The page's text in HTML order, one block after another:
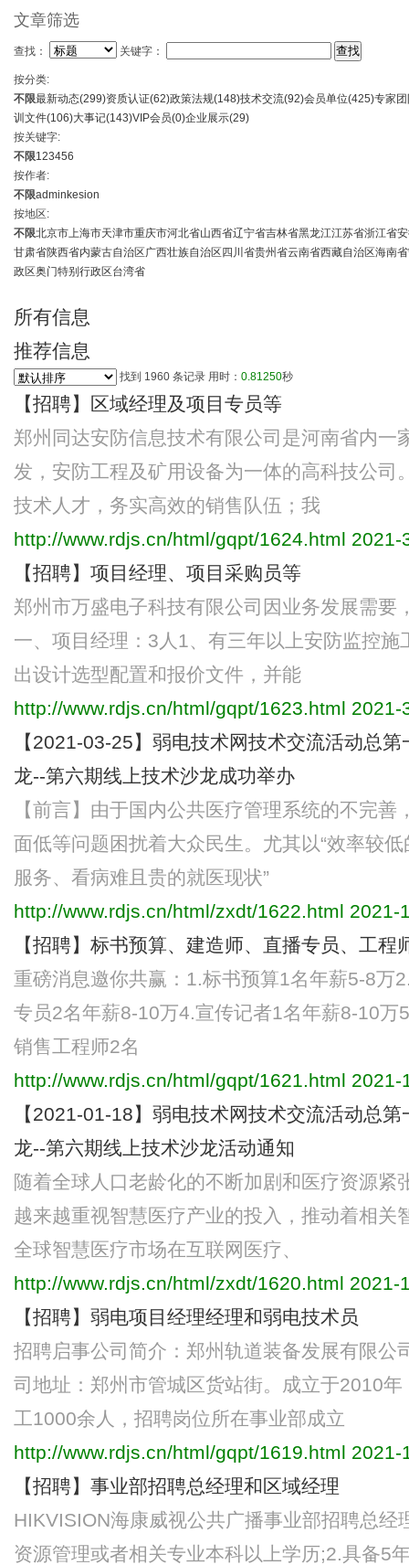
文章筛选
查找： 关键字：
按分类:
不限最新动态(299)资质认证(62)政策法规(148)技术交流(92)会员单位(425)专家
训文件(106)大事记(143)VIP会员(0)企业展示(29)
按关键字:
不限123456
按作者:
不限admin kesion
按地区:
不限北京市上海市天津市重庆市河北省山西省辽宁省吉林省黑龙江江苏省浙江省
甘肃省陕西省内蒙古自治区广西壮族自治区 四川省贵州省云南省西藏自治区海南省
政区奥门特别行政区台湾省
所有信息
推荐信息
找到 1960 条记录 用时： 0.81250秒
【招聘】区域经理及项目专员等
郑州同达安防信息技术有限公司是河南省内一
发，安防工程及矿用设备为一体的高科技公司
技术人才，务实高效的销售队伍；我
http://www.rdjs.cn/html/gqpt/1624.html 2021-
【招聘】项目经理、项目采购员等
郑州市万盛电子科技有限公司因业务发展需要
一、项目经理：3人1、有三年以上安防监控
出设计选型配置和报价文件，并能
http://www.rdjs.cn/html/gqpt/1623.html 2021-
【2021-03-25】弱电技术网技术交流活动总
龙--第六期线上技术沙龙成功举办
【前言】由于国内公共医疗管理系统的不完
面低等问题困扰着大众民生。尤其以“效率较
服务、看病难且贵的就医现状”
http://www.rdjs.cn/html/zxdt/1622.html 2021-
【招聘】标书预算、建造师、直播专员、工程
重磅消息邀你共赢：1.标书预算1名年薪5-8万
专员2名年薪8-10万4.宣传记者1名年薪8-10万
销售工程师2名
http://www.rdjs.cn/html/gqpt/1621.html 2021-
【2021-01-18】弱电技术网技术交流活动总
龙--第六期线上技术沙龙活动通知
随着全球人口老龄化的不断加剧和医疗资源紧
越来越重视智慧医疗产业的投入，推动着相关
全球智慧医疗市场在互联网医疗、
http://www.rdjs.cn/html/zxdt/1620.html 2021-
【招聘】弱电项目经理经理和弱电技术员
招聘启事公司简介：郑州轨道装备发展有限公
司地址：郑州市管城区货站街。成立于2010
工1000余人，招聘岗位所在事业部成立
http://www.rdjs.cn/html/gqpt/1619.html 2021-
【招聘】事业部招聘总经理和区域经理
HIKVISION海康威视公共广播事业部招聘总经
资源管理或者相关专业本科以上学历;2.具备5